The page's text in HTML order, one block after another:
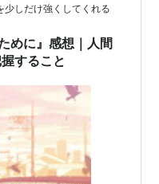
（文庫）
ISBN:4087746046
（文庫）
葉社）
行本）/
庫）
祥伝社）
少しだけ強くしてくれる
めに』感想｜人間
すること